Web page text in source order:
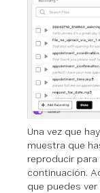
Una vez que
muestra que
reproducir
continuación.
que puedes